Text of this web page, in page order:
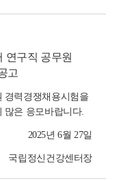
연구직 공무원
고
경력경쟁채용시험을
많은 응모바랍니다.
2025년 6월 27일
국립정신건강센터장